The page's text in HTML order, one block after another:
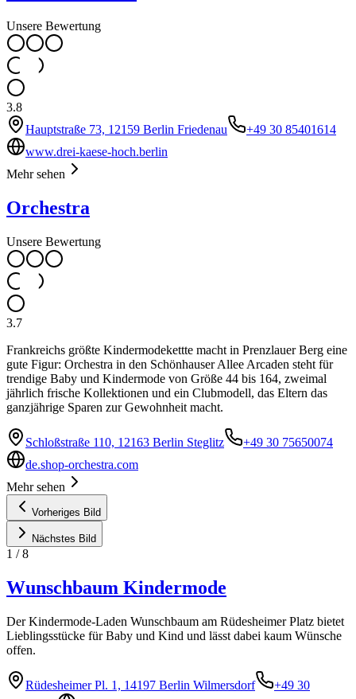
Unsere Bewertung
3.8
Hauptstraße 73, 12159 Berlin Friedenau
+49 30 85401614
www.drei-kaese-hoch.berlin
Mehr sehen
Orchestra
Unsere Bewertung
3.7
Frankreichs größte Kindermodekettte macht in Prenzlauer Berg eine
gute Figur: Orchestra in den Schönhauser Allee Arcaden steht für
trendige Baby und Kindermode von Größe 44 bis 164, zweimal
jährlich frische Kollektionen und ein Clubmodell, das Eltern das
ganzjährige Sparen zur Gewohnheit macht.
Schloßstraße 110, 12163 Berlin Steglitz
+49 30 75650074
de.shop-orchestra.com
Mehr sehen
Vorheriges Bild
Nächstes Bild
1 /8
Wunschbaum Kindermode
Der Kindermode-Laden Wunschbaum am Rüdesheimer Platz bietet
Lieblingsstücke für Baby und Kind und lässt dabei kaum Wünsche
offen.
Rüdesheimer Pl. 1, 14197 Berlin Wilmersdorf
+49 30